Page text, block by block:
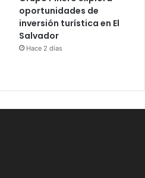
oportunidades de
inversión turística en El
Salvador
Hace 2 días